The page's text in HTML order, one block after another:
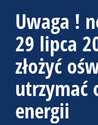
Uwaga !
29 lipca
złożyć
utrzymać
energii